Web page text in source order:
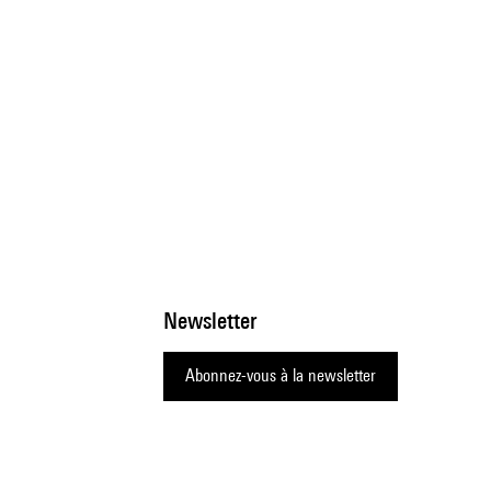
Newsletter
Abonnez-vous à la newsletter